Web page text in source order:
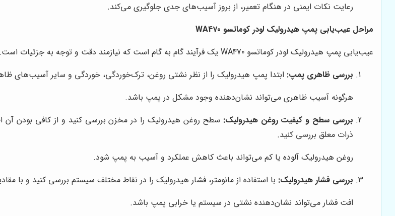
رعایت نکات ایمنی در هنگام تعمیر، از بروز آسیب‌های جدی جلوگیری می‌کند.
مراحل عیب‌یابی پمپ هیدرولیک لودر کوماتسو WA470
عیب‌یابی پمپ هیدرولیک لودر کوماتسو WA470 یک فرآیند گام به گام است که نیازمند دقت و توجه به جزئیات است. در ادامه، به بررسی مراحل اصلی این فرآیند می‌پردازیم:
بررسی ظاهری پمپ: ابتدا پمپ هیدرولیک را از نظر نشتی روغن، ترک‌خوردگی، خوردگی و سایر آسیب‌های
هرگونه آسیب ظاهری می‌تواند نشان‌دهنده وجود مشکل در پمپ باشد.
بررسی سطح و کیفیت روغن هیدرولیک: سطح روغن هیدرولیک را در مخزن بررسی کنید و از کافی بودن آن
ذرات معلق بررسی کنید.
روغن هیدرولیک آلوده یا کم می‌تواند باعث کاهش عملکرد و آسیب به پمپ شود.
بررسی فشار هیدرولیک: با استفاده از مانومتر، فشار هیدرولیک را در نقاط مختلف سیستم بررسی کنید و با
افت فشار می‌تواند نشان‌دهنده نشتی در سیستم یا خرابی پمپ باشد.